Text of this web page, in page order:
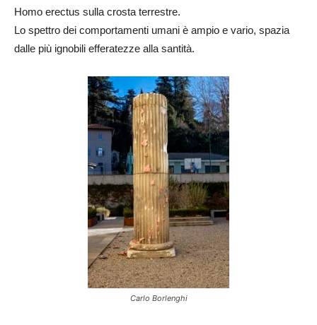
Homo erectus sulla crosta terrestre.
Lo spettro dei comportamenti umani è ampio e vario, spazia
dalle più ignobili efferatezze alla santità.
Carlo Borlenghi